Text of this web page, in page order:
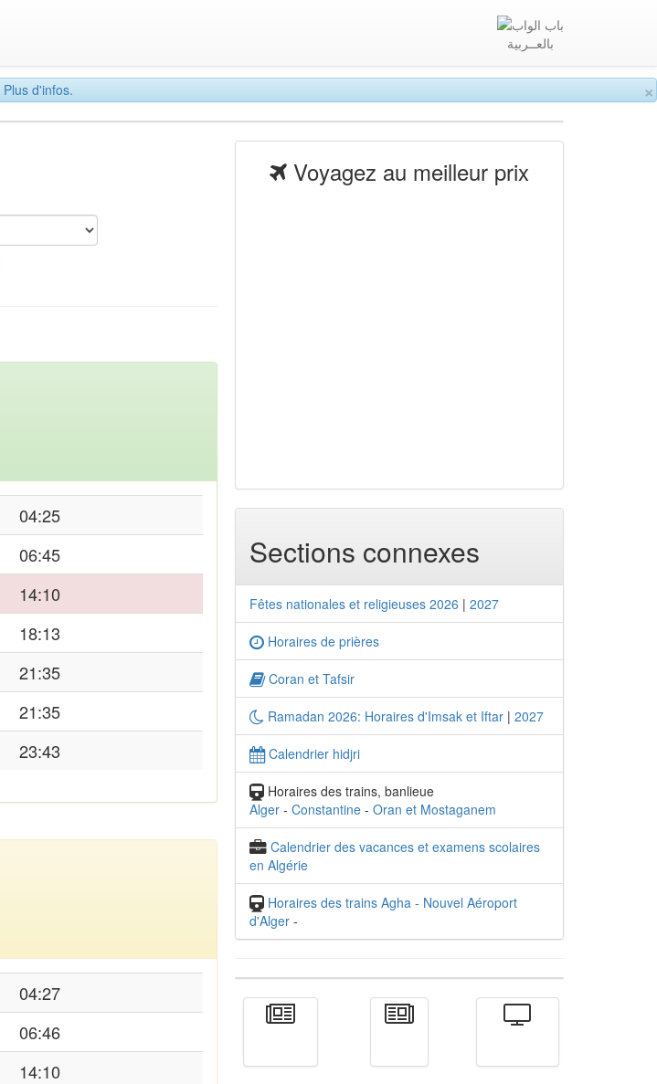
×
Plus d'infos.
بالعــربية
04:25
06:45
14:10
18:13
21:35
21:35
23:43
04:27
06:46
14:10
Voyagez au meilleur prix
Sections connexes
Fêtes nationales et religieuses 2026 | 2027
Horaires de prières
Coran et Tafsir
Ramadan 2026: Horaires d'Imsak et Iftar | 2027
Calendrier hidjri
Horaires des trains, banlieue
Alger - Constantine - Oran et Mostaganem
Calendrier des vacances et examens scolaires
en Algérie
Horaires des trains Agha - Nouvel Aéroport
d'Alger -